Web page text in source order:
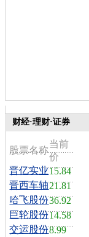
财经·理财·证券
股票名称
当前
价
晋亿实业15.84
晋西车轴21.81
哈飞股份36.92
巨轮股份14.58
交运股份8.99